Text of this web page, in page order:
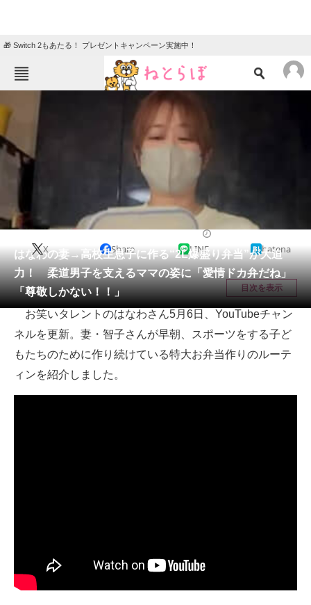
🎁 Switch 2もあたる！ プレゼントキャンペーン実施中！
TOP ニュース
エンタメ クイズ
グルメ
教育・育児
動物
会員記事
メディア
注目記事を集めた総合ページ
ITの今と未来を見通す
スマホと通信の最新トレンド
マーケ×ITの今がよく分かる
はなわの妻→高校生息子に作る“2L爆盛り弁当”が大迫
力！ 柔道男子を支えるママの姿に「愛情ドカ弁だね」
「尊敬しかない！！」
X Share LINE hatena
目次を表示
お笑いタレントのはなわさん5月6日、YouTubeチャン
ネルを更新。妻・智子さんが早朝、スポーツをする子ど
もたちのために作り続けている特大お弁当作りのルーテ
ィンを紹介しました。